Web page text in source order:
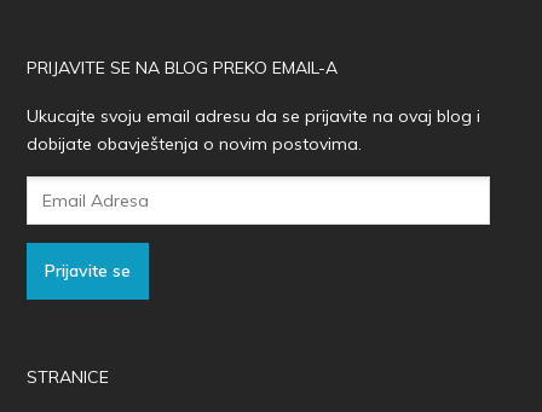
PRIJAVITE SE NA BLOG PREKO EMAIL-A
Ukucajte svoju email adresu da se prijavite na ovaj blog i
dobijate obavještenja o novim postovima.
Prijavite se
STRANICE